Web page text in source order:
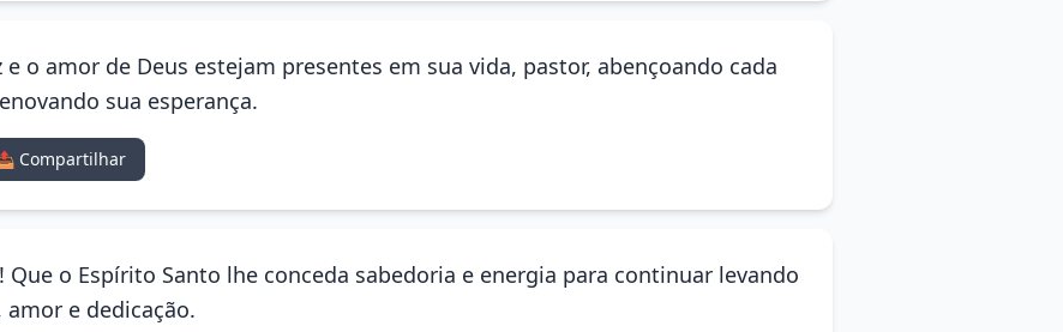
o amor de Deus estejam presentes em sua vida, pastor, abençoando cada
sua esperança.
Compartilhar
Que o Espírito Santo lhe conceda sabedoria e energia para continuar levando
e dedicação.